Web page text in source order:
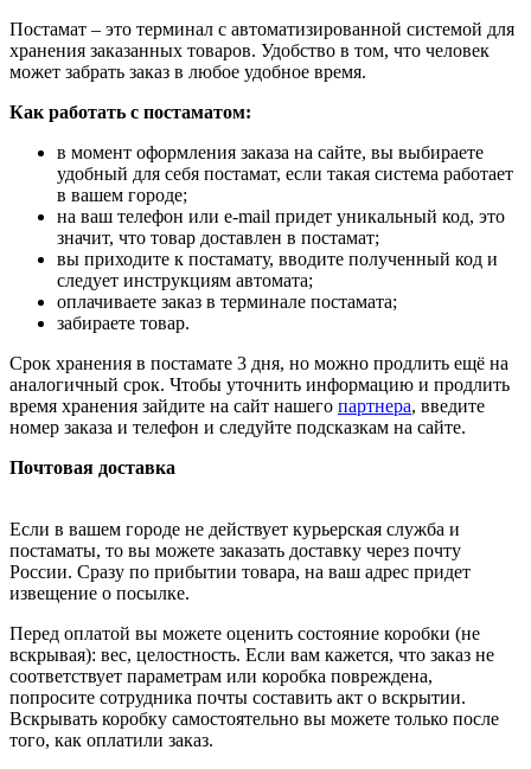
Постамат – это терминал с автоматизированной системой для
хранения заказанных товаров. Удобство в том, что человек
может забрать заказ в любое удобное время.
Как работать с постаматом:
в момент оформления заказа на сайте, вы выбираете
удобный для себя постамат, если такая система работает
в вашем городе;
на ваш телефон или e-mail придет уникальный код, это
значит, что товар доставлен в постамат;
вы приходите к постамату, вводите полученный код и
следует инструкциям автомата;
оплачиваете заказ в терминале постамата;
забираете товар.
Срок хранения в постамате 3 дня, но можно продлить ещё на
аналогичный срок. Чтобы уточнить информацию и продлить
время хранения зайдите на сайт нашего партнера, введите
номер заказа и телефон и следуйте подсказкам на сайте.
Почтовая доставка
Если в вашем городе не действует курьерская служба и
постаматы, то вы можете заказать доставку через почту
России. Сразу по прибытии товара, на ваш адрес придет
извещение о посылке.
Перед оплатой вы можете оценить состояние коробки (не
вскрывая): вес, целостность. Если вам кажется, что заказ не
соответствует параметрам или коробка повреждена,
попросите сотрудника почты составить акт о вскрытии.
Вскрывать коробку самостоятельно вы можете только после
того, как оплатили заказ.